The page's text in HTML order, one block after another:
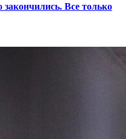
закончились. Все только